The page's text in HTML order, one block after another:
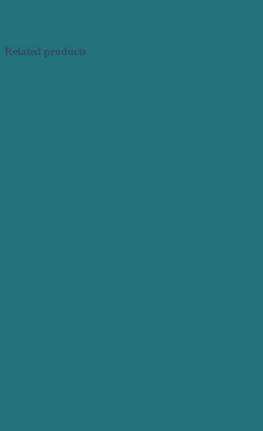
Related products